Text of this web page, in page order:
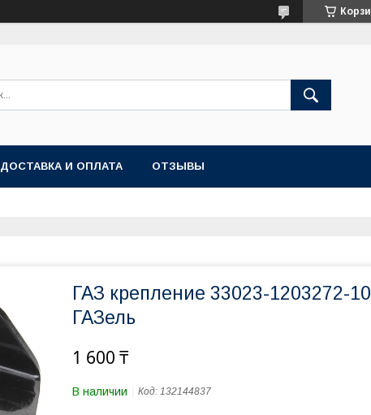
ДОСТАВКА И ОПЛАТА ОТЗЫВЫ
ГАЗ крепление 33023-1203272-
ГАЗель
1 600 ₸
В наличии Код: 132144837